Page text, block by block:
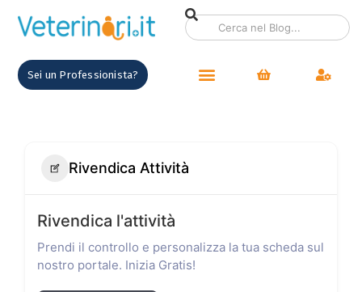
Sei un Professionista?
Rivendica Attività
Rivendica l'attività
Prendi il controllo e personalizza la tua scheda sul
nostro portale. Inizia Gratis!